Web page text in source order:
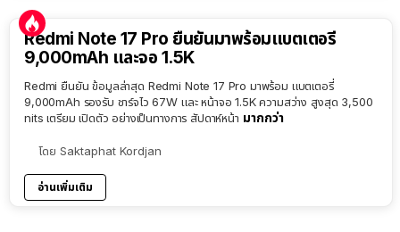
Redmi Note 17 Pro ยืนยันมาพร้อมแบตเตอรี่
9,000mAh และจอ 1.5K
Redmi ยืนยัน ข้อมูลล่าสุด Redmi Note 17 Pro มาพร้อม แบตเตอรี่
9,000mAh รองรับ ชาร์จไว 67W และ หน้าจอ 1.5K ความสว่าง สูงสุด 3,500
nits เตรียม เปิดตัว อย่างเป็นทางการ สัปดาห์หน้า มากกว่า
โดย Saktaphat Kordjan
อ่านเพิ่มเติม